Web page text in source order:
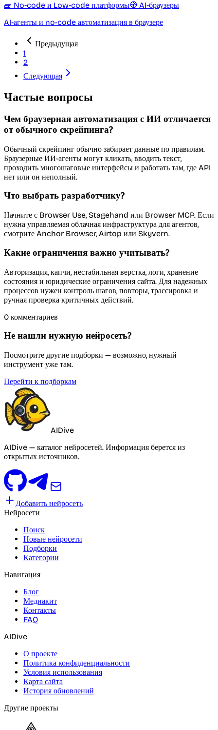
🧱 No-code и Low-code платформы🧭 AI-браузеры
AI-агенты и no-code автоматизация в браузере
Предыдущая
1
2
Следующая
Частые вопросы
Чем браузерная автоматизация с ИИ отличается
от обычного скрейпинга?
Обычный скрейпинг обычно забирает данные по правилам.
Браузерные ИИ-агенты могут кликать, вводить текст,
проходить многошаговые интерфейсы и работать там, где API
нет или он неполный.
Что выбрать разработчику?
Начните с Browser Use, Stagehand или Browser MCP. Если
нужна управляемая облачная инфраструктура для агентов,
смотрите Anchor Browser, Airtop или Skyvern.
Какие ограничения важно учитывать?
Авторизация, капчи, нестабильная верстка, логи, хранение
состояния и юридические ограничения сайта. Для надежных
процессов нужен контроль шагов, повторы, трассировка и
ручная проверка критичных действий.
0 комментариев
Не нашли нужную нейросеть?
Посмотрите другие подборки — возможно, нужный
инструмент уже там.
Перейти к подборкам
AIDive
AIDive — каталог нейросетей. Информация берется из
открытых источников.
Добавить нейросеть
Нейросети
Поиск
Новые нейросети
Подборки
Категории
Навигация
Блог
Медиакит
Контакты
FAQ
AIDive
О проекте
Политика конфиденциальности
Условия использования
Карта сайта
История обновлений
Другие проекты